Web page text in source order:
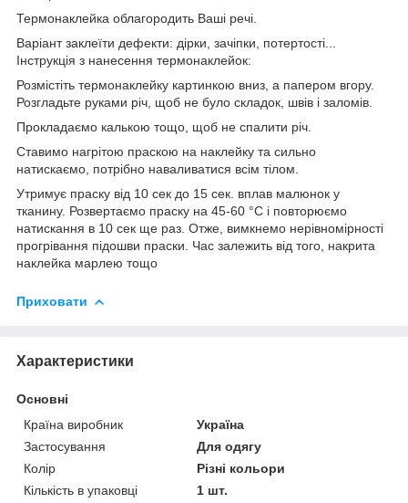
Термонаклейка облагородить Ваші речі.
Варіант заклеїти дефекти: дірки, зачіпки, потертості...
Інструкція з нанесення термонаклейок:
Розмістіть термонаклейку картинкою вниз, а папером вгору.
Розгладьте руками річ, щоб не було складок, швів і заломів.
Прокладаємо калькою тощо, щоб не спалити річ.
Ставимо нагрітою праскою на наклейку та сильно
натискаємо, потрібно наваливатися всім тілом.
Утримує праску від 10 сек до 15 сек. вплав малюнок у
тканину. Розвертаємо праску на 45-60 °C і повторюємо
натискання в 10 сек ще раз. Отже, вимкнемо нерівномірності
прогрівання підошви праски. Час залежить від того, накрита
наклейка марлею тощо
Приховати
Характеристики
Основні
Країна виробник
Україна
Застосування
Для одягу
Колір
Різні кольори
Кількість в упаковці
1 шт.